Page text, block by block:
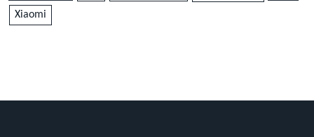
Xiaomi